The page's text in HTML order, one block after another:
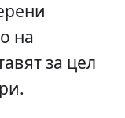
на
за цел